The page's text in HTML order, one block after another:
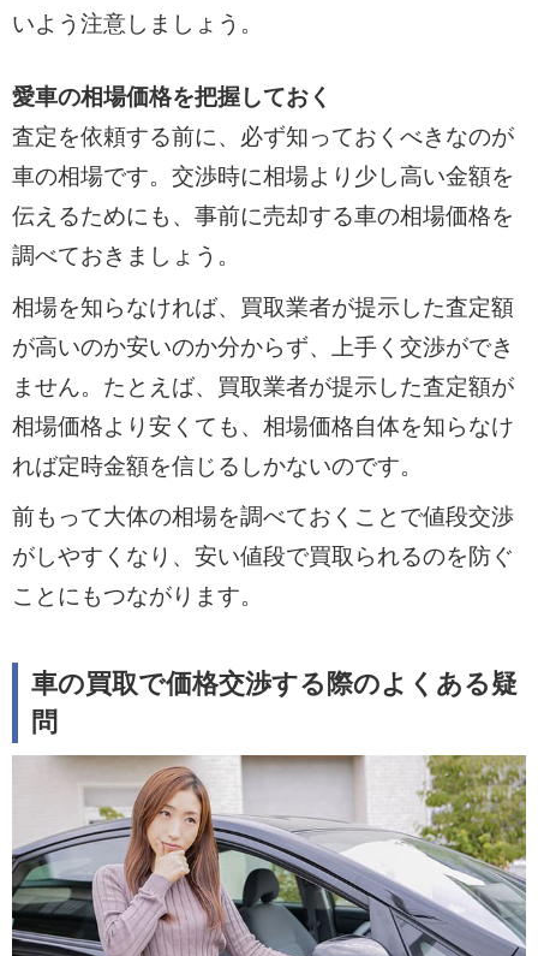
いよう注意しましょう。
愛車の相場価格を把握しておく
査定を依頼する前に、必ず知っておくべきなのが
車の相場です。交渉時に相場より少し高い金額を
伝えるためにも、事前に売却する車の相場価格を
調べておきましょう。
相場を知らなければ、買取業者が提示した査定額
が高いのか安いのか分からず、上手く交渉ができ
ません。たとえば、買取業者が提示した査定額が
相場価格より安くても、相場価格自体を知らなけ
れば定時金額を信じるしかないのです。
前もって大体の相場を調べておくことで値段交渉
がしやすくなり、安い値段で買取られるのを防ぐ
ことにもつながります。
車の買取で価格交渉する際のよくある疑
問